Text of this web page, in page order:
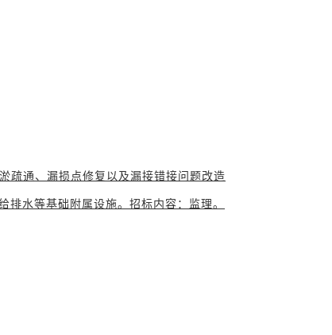
疏通、漏损点修复以及漏接错接问题改造
水等基础附属设施。招标内容：监理。